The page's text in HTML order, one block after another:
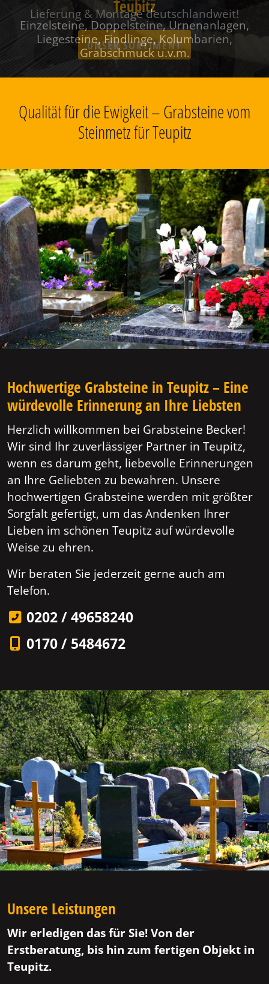
Teupitz
Einzelsteine, Doppelsteine, Urnenanlagen,
Liegesteine, Findlinge, Kolumbarien,
Grabschmuck u.v.m.
Qualität für die Ewigkeit – Grabsteine vom
Steinmetz für Teupitz
Hochwertige Grabsteine in Teupitz – Eine
würdevolle Erinnerung an Ihre Liebsten
Herzlich willkommen bei Grabsteine Becker!
Wir sind Ihr zuverlässiger Partner in Teupitz,
wenn es darum geht, liebevolle Erinnerungen
an Ihre Geliebten zu bewahren. Unsere
hochwertigen Grabsteine werden mit größter
Sorgfalt gefertigt, um das Andenken Ihrer
Lieben im schönen Teupitz auf würdevolle
Weise zu ehren.
Wir beraten Sie jederzeit gerne auch am
Telefon.
0202 / 49658240
0170 / 5484672
Unsere Leistungen
Wir erledigen das für Sie! Von der
Erstberatung, bis hin zum fertigen Objekt in
Teupitz.